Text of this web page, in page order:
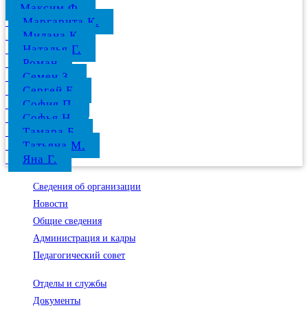
Максим Ф.
Маргарита К.
Милана К.
Наталья Г.
Роман
Семен З.
Сергей Е.
София П.
Софья Н.
Тамара Б.
Татьяна М.
Яна Г.
Сведения об организации
Новости
Общие сведения
Администрация и кадры
Педагогический совет
Отделы и службы
Документы